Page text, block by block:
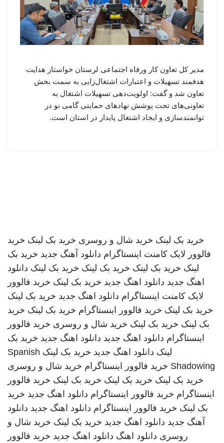
مدیر کل تعاون کار ورفاه اجتماعی لرستان خواستار هدایت
هدفمند تسهیلات و اعتبارات اشتغال‌زایی به سمت بخش
تعاون شد و گفت: اولویت‌دهی تسهیلات اشتغال به
تعاونی‌های تحت پوشش نهادهای حمایتی گامی نو در
توانمندسازی و ایجاد اشتغال پایدار در استان است.
خرید بک لینک خرید شال و روسری خرید بک لینک خرید
فالوور لایک کامنت اینستاگرام دانلود آهنگ جدید خرید بک
لینک خرید بک لینک خرید بک لینک خرید بک لینک دانلود
اهنگ جدید دانلود اهنگ جدید خرید بک لینک خرید فالوور
لایک کامنت اینستاگرام دانلود اهنگ جدید خرید بک لینک
خرید بک لینک خرید فالوور اینستاگرام خرید بک لینک خرید
بک لینک خرید بک لینک خرید شال و روسری خرید فالوور
اینستاگرام دانلود اهنگ جدید دانلود اهنگ جدید خرید بک
لینک دانلود اهنگ جدید خرید بک لینک Spanish
Shadowing خرید فالوور اینستاگرام خرید شال و روسری
خرید بک لینک خرید بک لینک خرید بک لینک خرید فالوور
اینستاگرام خرید فالوور اینستاگرام دانلود اهنگ جدید خرید
بک لینک خرید فالوور اینستاگرام دانلود اهنگ جدید دانلود
آهنگ جدید دانلود اهنگ جدید خرید بک لینک خرید شال و
روسری دانلود اهنگ دانلود اهنگ جدید خرید فالوور